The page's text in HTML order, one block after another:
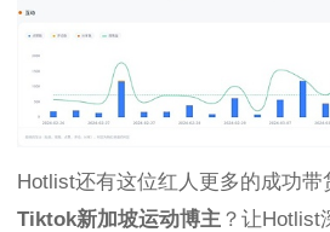
Hotlist还有这位红人更多的成功带
Tiktok新加坡运动博主 ？让Hotlist